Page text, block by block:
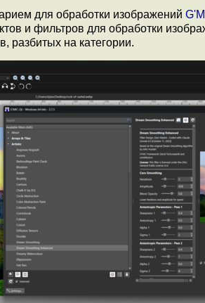
для обработки изображений
и фильтров для обработки
разбитых на категории.